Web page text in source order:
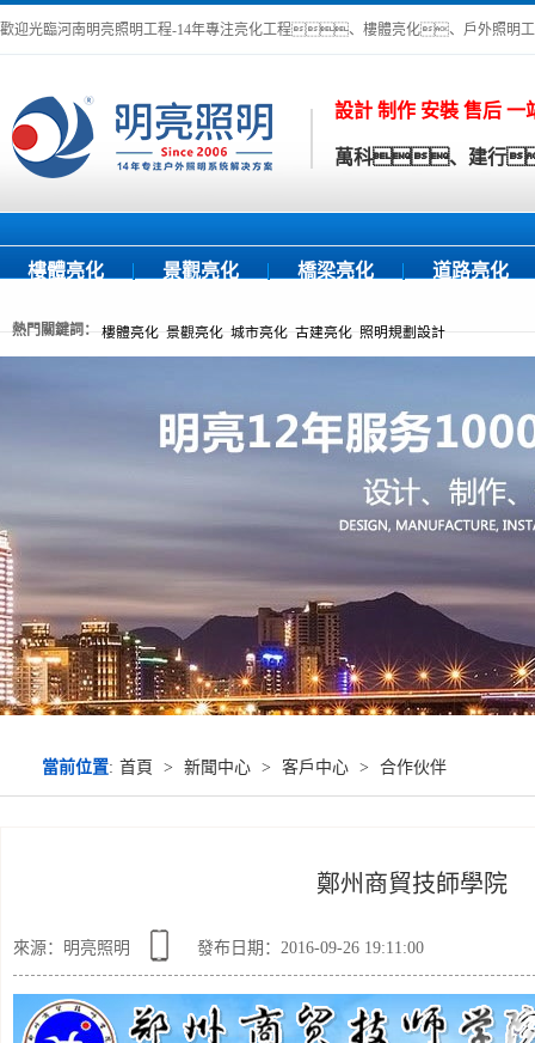
歡迎光臨河南明亮照明工程-14年專注亮化工程、樓體亮化、戶外照明
設計 制作 安裝 售后 一
萬科、建行
樓體亮化 景觀亮化 橋梁亮化 道路亮化
熱門關鍵詞：
當前位置: 首頁 > 新聞中心 > 客戶中心 > 合作伙伴
鄭州商貿技師學院
來源：明亮照明 發布日期：2016-09-26 19:11:00